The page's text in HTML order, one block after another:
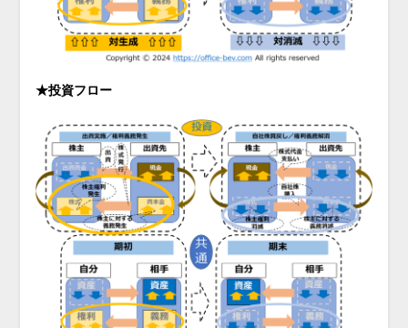
★投資フロー